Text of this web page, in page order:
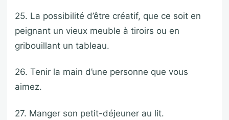
25. La possibilité d’être créatif, que ce soit en
peignant un vieux meuble à tiroirs ou en
gribouillant un tableau.
26. Tenir la main d’une personne que vous
aimez.
27. Manger son petit-déjeuner au lit.